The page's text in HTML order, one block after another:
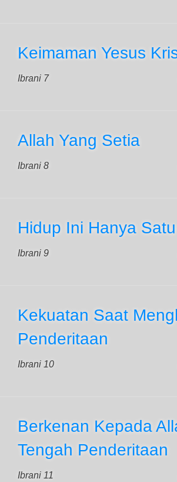
Keimaman Yesus
Ibrani 7
Allah Yang Setia
Ibrani 8
Hidup Ini Hanya
Ibrani 9
Kekuatan Saat
Penderitaan
Ibrani 10
Berkenan Kepada
Tengah Penderitaan
Ibrani 11